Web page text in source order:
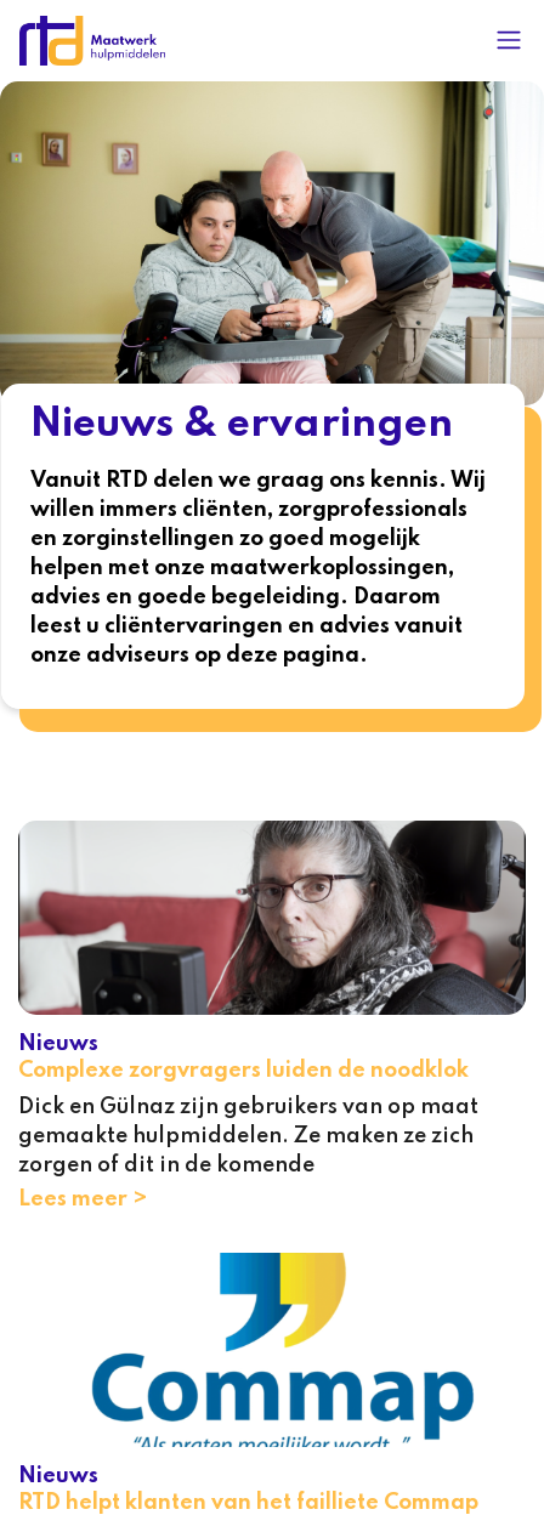
Nieuws & ervaringen
Vanuit RTD delen we graag ons kennis. Wij
willen immers cliënten, zorgprofessionals
en zorginstellingen zo goed mogelijk
helpen met onze maatwerkoplossingen,
advies en goede begeleiding. Daarom
leest u cliëntervaringen en advies vanuit
onze adviseurs op deze pagina.
Nieuws
Complexe zorgvragers luiden de noodklok
Dick en Gülnaz zijn gebruikers van op maat
gemaakte hulpmiddelen. Ze maken ze zich
zorgen of dit in de komende
Lees meer >
Nieuws
RTD helpt klanten van het failliete Commap